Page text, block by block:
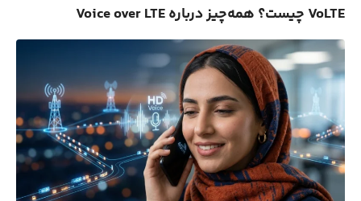
VoLTE چیست؟ همه‌چیز درباره Voice over LTE